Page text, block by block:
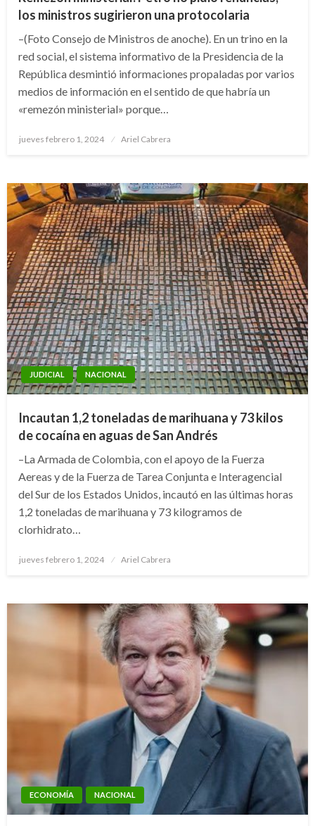
los ministros sugirieron una protocolaria
–(Foto Consejo de Ministros de anoche). En un trino en la
red social, el sistema informativo de la Presidencia de la
República desmintió informaciones propaladas por varios
medios de información en el sentido de que habría un
«remezón ministerial» porque…
Publicado
jueves febrero 1, 2024 Ariel Cabrera
JUDICIAL NACIONAL
Incautan 1,2 toneladas de marihuana y 73 kilos
de cocaína en aguas de San Andrés
–La Armada de Colombia, con el apoyo de la Fuerza
Aereas y de la Fuerza de Tarea Conjunta e Interagencial
del Sur de los Estados Unidos, incautó en las últimas horas
1,2 toneladas de marihuana y 73 kilogramos de
clorhidrato…
Publicado
jueves febrero 1, 2024 Ariel Cabrera
ECONOMÍA NACIONAL